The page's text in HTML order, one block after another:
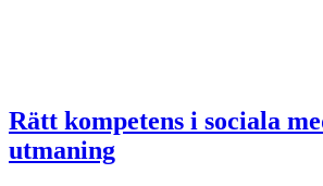
Rätt kompetens i sociala
utmaning